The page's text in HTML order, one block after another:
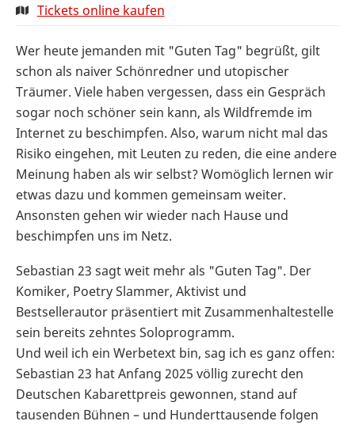
Tickets online kaufen
Wer heute jemanden mit "Guten Tag" begrüßt, gilt
schon als naiver Schönredner und utopischer
Träumer. Viele haben vergessen, dass ein Gespräch
sogar noch schöner sein kann, als Wildfremde im
Internet zu beschimpfen. Also, warum nicht mal das
Risiko eingehen, mit Leuten zu reden, die eine andere
Meinung haben als wir selbst? Womöglich lernen wir
etwas dazu und kommen gemeinsam weiter.
Ansonsten gehen wir wieder nach Hause und
beschimpfen uns im Netz.
Sebastian 23 sagt weit mehr als "Guten Tag". Der
Komiker, Poetry Slammer, Aktivist und
Bestsellerautor präsentiert mit Zusammenhaltestelle
sein bereits zehntes Soloprogramm.
Und weil ich ein Werbetext bin, sag ich es ganz offen:
Sebastian 23 hat Anfang 2025 völlig zurecht den
Deutschen Kabarettpreis gewonnen, stand auf
tausenden Bühnen – und Hunderttausende folgen